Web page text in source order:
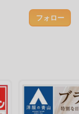
フォロー